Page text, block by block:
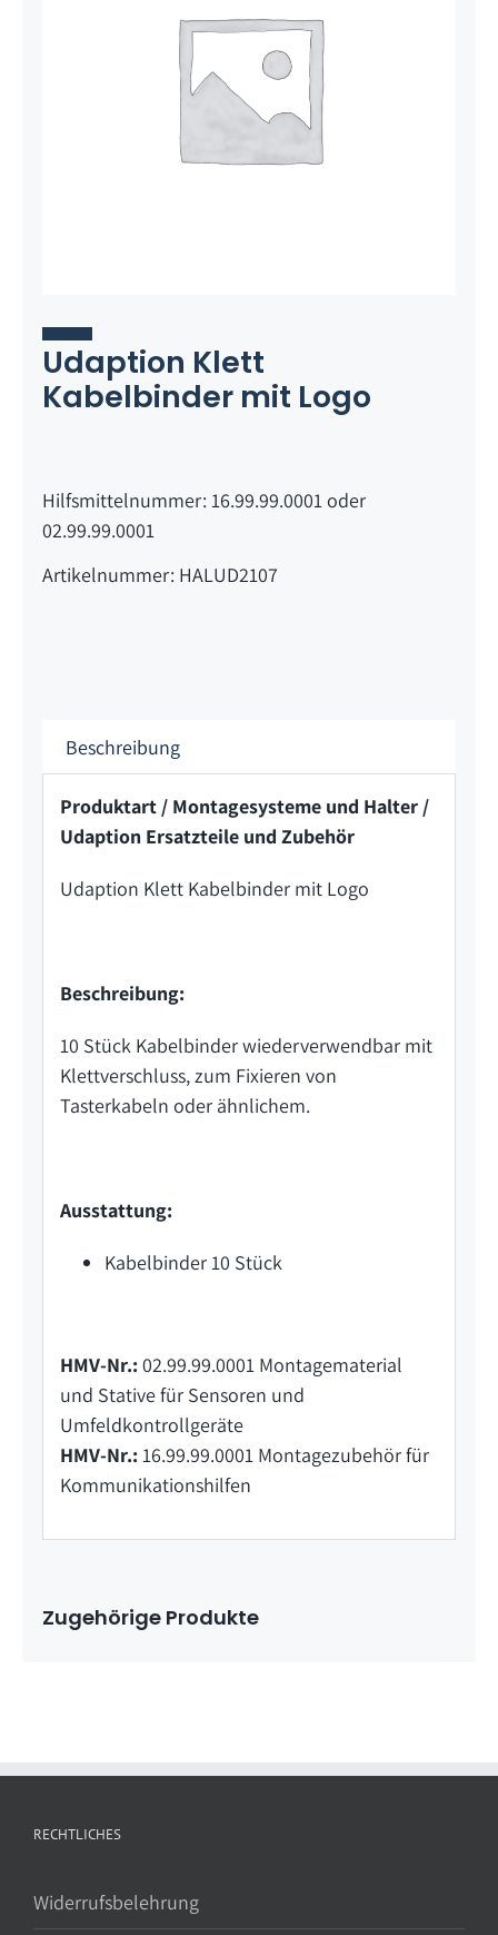
Udaption Klett
Kabelbinder mit Logo
Hilfsmittelnummer: 16.99.99.0001 oder
02.99.99.0001
Artikelnummer: HALUD2107
Beschreibung
Produktart / Montagesysteme und Halter /
Udaption Ersatzteile und Zubehör
Udaption Klett Kabelbinder mit Logo
Beschreibung:
10 Stück Kabelbinder wiederverwendbar mit
Klettverschluss, zum Fixieren von
Tasterkabeln oder ähnlichem.
Ausstattung:
Kabelbinder 10 Stück
HMV-Nr.: 02.99.99.0001 Montagematerial
und Stative für Sensoren und
Umfeldkontrollgeräte
HMV-Nr.: 16.99.99.0001 Montagezubehör für
Kommunikationshilfen
Zugehörige Produkte
RECHTLICHES
Widerrufsbelehrung